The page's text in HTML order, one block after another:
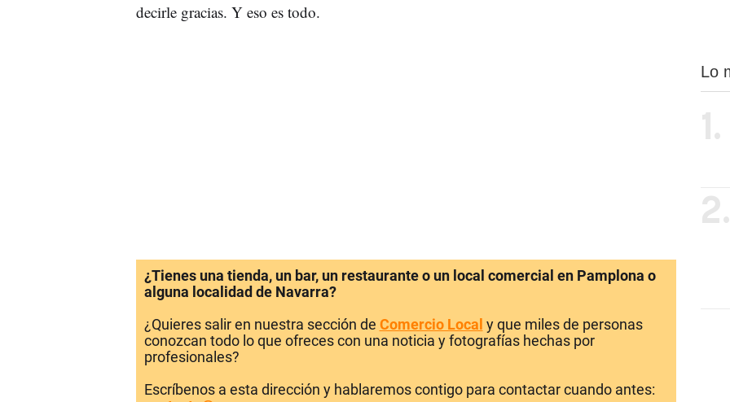
decirle gracias. Y eso es todo.
¿Tienes una tienda, un bar, un restaurante o un local comercial en Pamplona o
alguna localidad de Navarra?
¿Quieres salir en nuestra sección de Comercio Local y que miles de personas
conozcan todo lo que ofreces con una noticia y fotografías hechas por
profesionales?
Escríbenos a esta dirección y hablaremos contigo para contactar cuando antes:
Lo
1.
2.